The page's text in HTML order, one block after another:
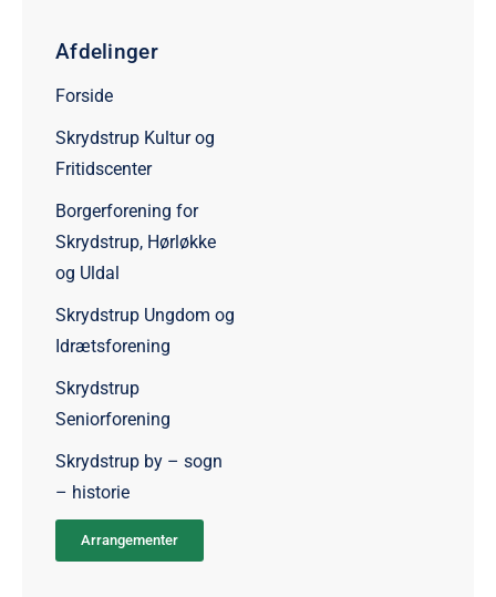
Afdelinger
Forside
Skrydstrup Kultur og
Fritidscenter
Borgerforening for
Skrydstrup, Hørløkke
og Uldal
Skrydstrup Ungdom og
Idrætsforening
Skrydstrup
Seniorforening
Skrydstrup by – sogn
– historie
Arrangementer